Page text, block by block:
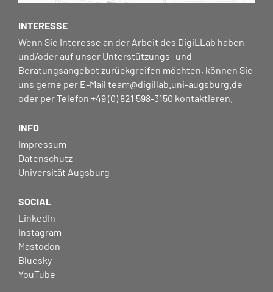
INTERESSE
Wenn Sie Interesse an der Arbeit des DigiLLab haben
und/oder auf unser Unterstützungs- und
Beratungsangebot zurückgreifen möchten, können Sie
uns gerne per E-Mail team@digillab.uni-augsburg.de
oder per Telefon +49 (0) 821 598-3150 kontaktieren.
INFO
Impressum
Datenschutz
Universität Augsburg
SOCIAL
LinkedIn
Instagram
Mastodon
Bluesky
YouTube